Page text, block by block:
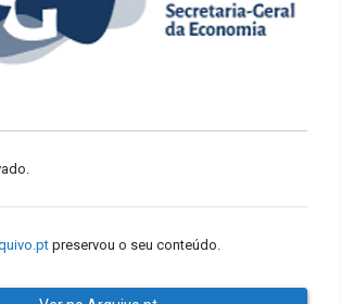
preservou o seu conteúdo.